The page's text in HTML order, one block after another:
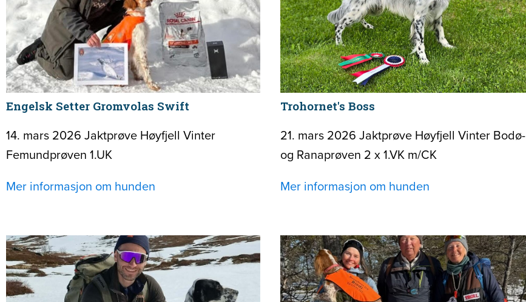
Engelsk Setter Gromvolas Swift
14. mars 2026 Jaktprøve Høyfjell Vinter
Femundprøven 1.UK
Mer informasjon om hunden
Trohornet's Boss
21. mars 2026 Jaktprøve Høyfjell Vinter Bodø-
og Ranaprøven 2 x 1.VK m/CK
Mer informasjon om hunden